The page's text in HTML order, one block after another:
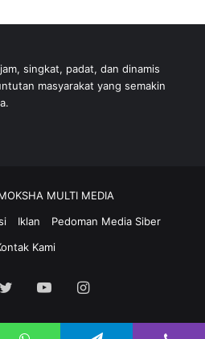
singkat, padat, dan dinamis
masyarakat yang semakin
MULTI MEDIA
Iklan
Pedoman Media Siber
Kami
Twitter YouTubeInstagram